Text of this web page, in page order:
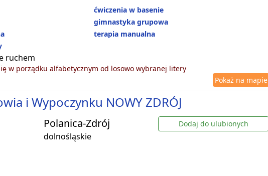
ćwiczenia w basenie
gimnastyka grupowa
terapia manualna
ruchem
w porządku alfabetycznym od losowo wybranej litery
Pokaż na mapie
i Wypoczynku NOWY ZDRÓJ
Polanica-Zdrój
dolnośląskie
Dodaj do ulubionych